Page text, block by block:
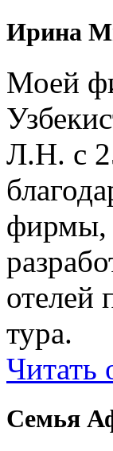
Ирина
Моей
Л.Н. с
фирмы,
отелей
тура.
Читать
Семья